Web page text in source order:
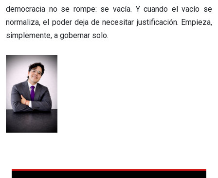
democracia no se rompe: se vacía. Y cuando el vacío se
normaliza, el poder deja de necesitar justificación. Empieza,
simplemente, a gobernar solo.